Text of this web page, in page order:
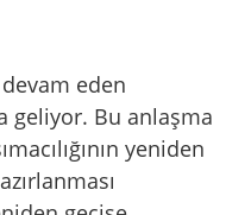
eden
geliyor. Bu anlaşma
yeniden